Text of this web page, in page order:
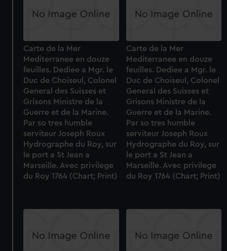
Carte de la Mer
Mediterranee en douze
feuilles. Dediee a Mgr. le
Duc de Choiseul, Colonel
General des Suisses et
Grisons Ministre de la
Guerre et de la Marine.
Par so tres humble
serviteur Joseph Roux
Hydrographe du Roy, sur
le port a St Jean a
Marseille. Avec privilege
du Roy 1764 (Chart; Print)
Carte de la Mer
Mediterranee en douze
feuilles. Dediee a Mgr. le
Duc de Choiseul, Colonel
General des Suisses et
Grisons Ministre de la
Guerre et de la Marine.
Par so tres humble
serviteur Joseph Roux
Hydrographe du Roy, sur
le port a St Jean a
Marseille. Avec privilege
du Roy 1764 (Chart; Print)